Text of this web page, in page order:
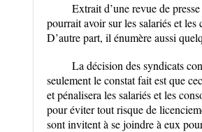
Extrait d’une revue de
pourrait avoir sur les salariés et les
D’autre part, il énumère aussi
La décision des syndicats
seulement le constat fait est que
et pénalisera les salariés et les
pour éviter tout risque de
sont invitent à se joindre à eux